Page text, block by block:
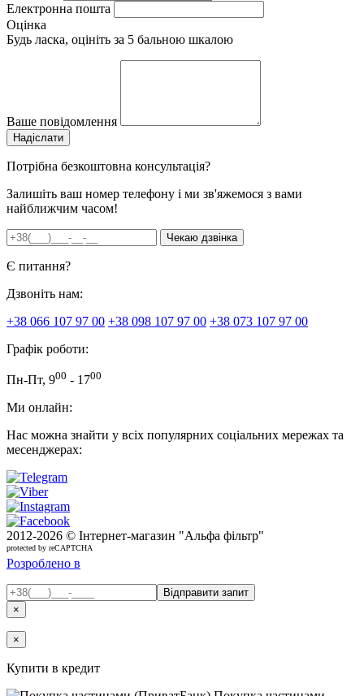
Електронна пошта
Оцінка
Будь ласка, оцініть за 5 бальною шкалою
Ваше повідомлення
Потрібна безкоштовна консультація?
Залишіть ваш номер телефону і ми зв'яжемося з вами
найближчим часом!
Є питання?
Дзвоніть нам:
+38 066 107 97 00 +38 098 107 97 00 +38 073 107 97 00
Графік роботи:
Пн-Пт, 900 - 1700
Ми онлайн:
Нас можна знайти у всіх популярних соціальних мережах та
месенджерах:
2012-2026 © Інтернет-магазин "Альфа фільтр"
protected by reCAPTCHA
Розроблено в
×
×
Купити в кредит